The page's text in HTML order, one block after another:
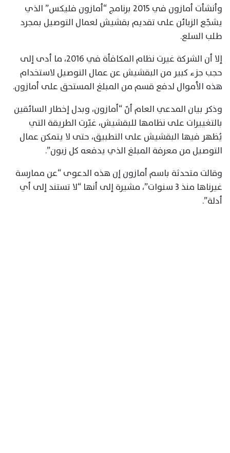
وأنشأت أمازون في 2015 برنامج “أمازون فليكس” الذي
يشجّع الزبائن على تقديم بقشيش لعمال التوصيل بمجرد
طلب السلع.
إلا أن الشركة غيرت نظام المكافأة في 2016، ما أدى إلى
حجب جزء كبير من البقشيش عن عمال التوصيل لاستخدام
هذه الأموال لدفع قسم من المبلغ المستحق على أمازون.
وذكر بيان المدعي العام أنّ “أمازون، وبدل إخطار السائقين
بالتغييرات على نظامها للبقشيش، غيّرت الطريقة التي
يُظهر فيها البقشيش على التطبيق، حتى لا يتمكن عمال
التوصيل من معرفة المبلغ الذي يدفعه كل زبون”.
وقالت متحدثة باسم أمازون إن هذه الدعوى “عن ممارسة
غيرناها منذ 3 سنوات”، مشيرة إلى أنها “لا تستند إلى أي
أدلة”.